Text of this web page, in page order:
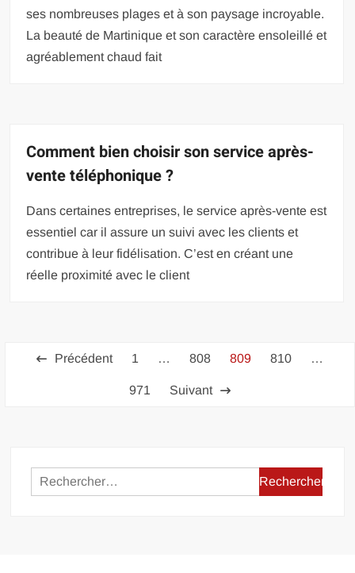
ses nombreuses plages et à son paysage incroyable.
La beauté de Martinique et son caractère ensoleillé et
agréablement chaud fait
Comment bien choisir son service après-
vente téléphonique ?
Dans certaines entreprises, le service après-vente est
essentiel car il assure un suivi avec les clients et
contribue à leur fidélisation. C’est en créant une
réelle proximité avec le client
Pagination
publications
Précédent 1 … 808 809 810 …
971 Suivant
Rechercher :